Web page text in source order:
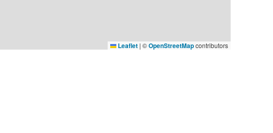
Leaflet | ©OpenStreetMapcontributors